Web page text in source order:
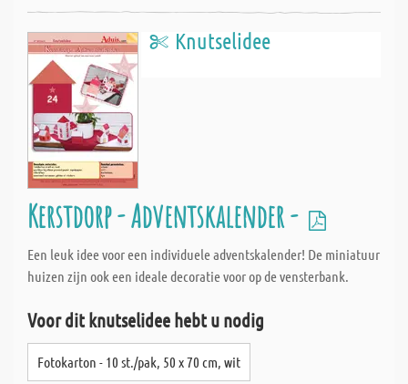
Knutselidee
Kerstdorp - Adventskalender -
Een leuk idee voor een individuele adventskalender! De miniatuur
huizen zijn ook een ideale decoratie voor op de vensterbank.
Voor dit knutselidee hebt u nodig
Fotokarton - 10 st./pak, 50 x 70 cm, wit